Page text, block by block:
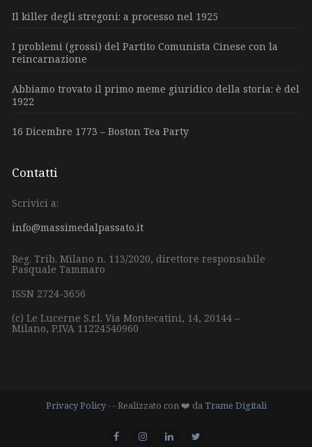
Il killer degli stregoni: a processo nel 1925
I problemi (grossi) del Partito Comunista Cinese con la
reincarnazione
Abbiamo trovato il primo meme giuridico della storia: è del
1922
16 Dicembre 1773 – Boston Tea Party
Contatti
Scrivici a:
info@massimedalpassato.it
Reg. Trib. Milano n. 113/2020, direttore responsabile
Pasquale Tammaro
ISSN 2724-3656
(c) Le Lucerne S.r.l. Via Montecatini, 14, 20144 –
Milano, P.IVA 11224540960
Privacy Policy- - Realizzato con ❤️ daTrame Digitali